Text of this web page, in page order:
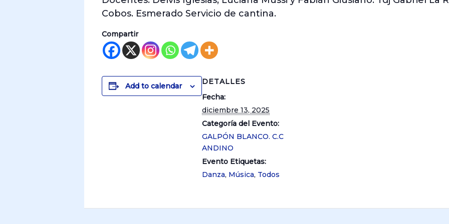
Cobos. Esmerado Servicio de cantina.
Compartir
Add to calendar
DETALLES
Fecha:
diciembre 13, 2025
Categoría del Evento:
GALPÓN BLANCO. C.C
ANDINO
Evento Etiquetas:
Danza, Música, Todos